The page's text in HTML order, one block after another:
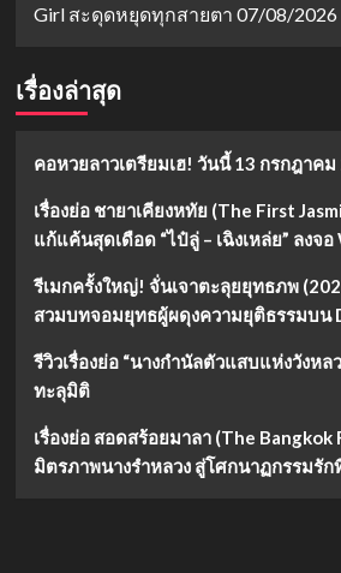
Girl สะดุดหยุดทุกสายตา 07/08/2026
เรื่องล่าสุด
คอหวยลาวเตรียมเฮ! วันนี้ 13 กรกฎาค
เรื่องย่อ ชายาเคียงหทัย (The First
แก้แค้นสุดเดือด “ไป๋ลู่ – เฉิงเหล่ย” ลงจ
รีเมกครั้งใหญ่! จั่นเจาตะลุยยุทธภพ
สวมบทจอมยุทธผู้ผดุงความยุติธรรมบน
รีวิวเรื่องย่อ “นางกำนัลตัวแสบแห่งวังห
ทะลุมิติ
เรื่องย่อ สอดสร้อยมาลา (The Bangkok
มิตรภาพนางรำหลวง สู่โศกนาฏกรรมรัก